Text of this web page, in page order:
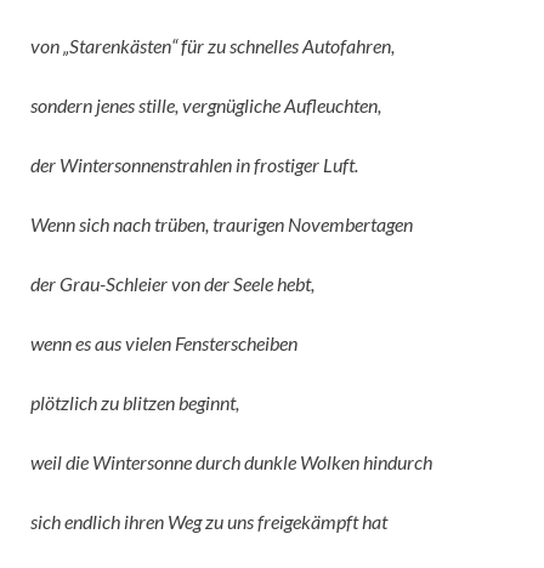
von „Starenkästen“ für zu schnelles Autofahren,
sondern jenes stille, vergnügliche Aufleuchten,
der Wintersonnenstrahlen in frostiger Luft.
Wenn sich nach trüben, traurigen Novembertagen
der Grau-Schleier von der Seele hebt,
wenn es aus vielen Fensterscheiben
plötzlich zu blitzen beginnt,
weil die Wintersonne durch dunkle Wolken hindurch
sich endlich ihren Weg zu uns freigekämpft hat